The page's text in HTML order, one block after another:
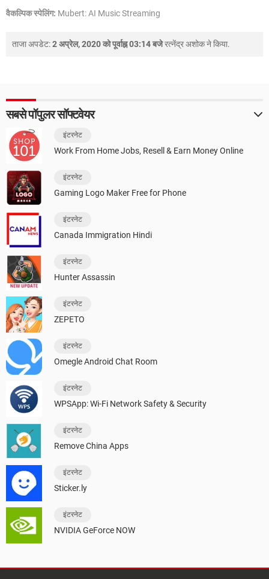
वैकल्पिक स्पेलिंग: Mubert: AI Music Streaming
ताजा अपडेट:2 अप्रेल, 2020 को पूर्वाह्न 03:14 बजेरत्नेंद्र अशोकने किया.
सबसे पॉपुलर सॉफ्टवेयर
इंटरनेट
Work From Home Jobs, Resell & Earn Money Online
इंटरनेट
Gaming Logo Maker Free for Phone
इंटरनेट
Canada Immigration Hindi
इंटरनेट
Hunter Assassin
इंटरनेट
ZEPETO
इंटरनेट
Omegle Android Chat Room
इंटरनेट
WPSApp: Wi-Fi Network Safety & Security
इंटरनेट
Remove China Apps
इंटरनेट
Sticker.ly
इंटरनेट
NVIDIA GeForce NOW